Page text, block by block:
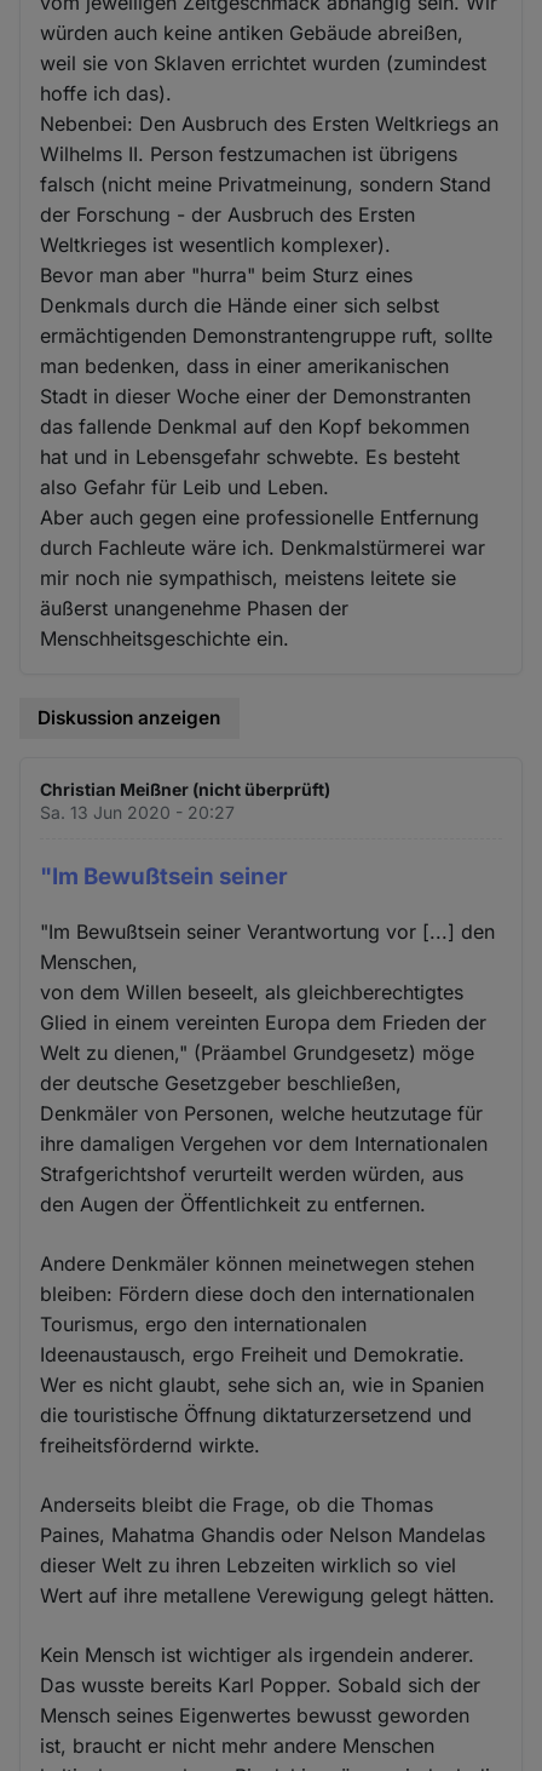
würden auch keine antiken Gebäude abreißen,
weil sie von Sklaven errichtet wurden (zumindest
hoffe ich das).
Nebenbei: Den Ausbruch des Ersten Weltkriegs an
Wilhelms II. Person festzumachen ist übrigens
falsch (nicht meine Privatmeinung, sondern Stand
der Forschung - der Ausbruch des Ersten
Weltkrieges ist wesentlich komplexer).
Bevor man aber "hurra" beim Sturz eines
Denkmals durch die Hände einer sich selbst
ermächtigenden Demonstrantengruppe ruft, sollte
man bedenken, dass in einer amerikanischen
Stadt in dieser Woche einer der Demonstranten
das fallende Denkmal auf den Kopf bekommen
hat und in Lebensgefahr schwebte. Es besteht
also Gefahr für Leib und Leben.
Aber auch gegen eine professionelle Entfernung
durch Fachleute wäre ich. Denkmalstürmerei war
mir noch nie sympathisch, meistens leitete sie
äußerst unangenehme Phasen der
Menschheitsgeschichte ein.
Diskussion anzeigen
Christian Meißner (nicht überprüft)
Sa. 13 Jun 2020 - 20:27
"Im Bewußtsein seiner
"Im Bewußtsein seiner Verantwortung vor [...] den
Menschen,
von dem Willen beseelt, als gleichberechtigtes
Glied in einem vereinten Europa dem Frieden der
Welt zu dienen," (Präambel Grundgesetz) möge
der deutsche Gesetzgeber beschließen,
Denkmäler von Personen, welche heutzutage für
ihre damaligen Vergehen vor dem Internationalen
Strafgerichtshof verurteilt werden würden, aus
den Augen der Öffentlichkeit zu entfernen.
Andere Denkmäler können meinetwegen stehen
bleiben: Fördern diese doch den internationalen
Tourismus, ergo den internationalen
Ideenaustausch, ergo Freiheit und Demokratie.
Wer es nicht glaubt, sehe sich an, wie in Spanien
die touristische Öffnung diktaturzersetzend und
freiheitsfördernd wirkte.
Anderseits bleibt die Frage, ob die Thomas
Paines, Mahatma Ghandis oder Nelson Mandelas
dieser Welt zu ihren Lebzeiten wirklich so viel
Wert auf ihre metallene Verewigung gelegt hätten.
Kein Mensch ist wichtiger als irgendein anderer.
Das wusste bereits Karl Popper. Sobald sich der
Mensch seines Eigenwertes bewusst geworden
ist, braucht er nicht mehr andere Menschen